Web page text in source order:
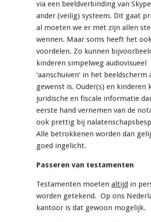
via een beeldverbinding van
ander (veilig) systeem. Dit gaat
al moeten we er met zijn allen
wennen. Maar soms heeft het
voordelen. Zo kunnen
kinderen simpelweg audiovisueel
‘aanschuiven’ in het beeldscherm
gewenst is. Ouder(s) en kinderen
juridische en fiscale informatie
eerste hand vernemen van de
ook prettig bij
Alle betrokkenen worden dan
goed ingelicht.
Passeren van testamenten
Testamenten moeten altijd in
worden getekend. Op ons
kantoor is dat gewoon mogelijk.